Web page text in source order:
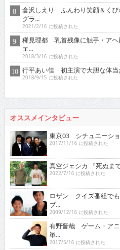
倉沢しえり ふんわり笑顔＆くび
グラ...
2021/2/16 に投稿された
稀見理都 乳首残像に触手・ア
エ...
2018/3/16 に投稿された
行平あい佳 初主演で大胆な体
2018/9/15 に投稿された
オススメインタビュー
東京03 シチュエーシ
2017/11/16 に投稿された
真空ジェシカ 『死ぬま
2022/7/16 に投稿された
ロザン クイズ番組で
ブ...
2009/12/16 に投稿された
有野晋哉 ゲーム・アニ
単...
2017/5/16 に投稿された